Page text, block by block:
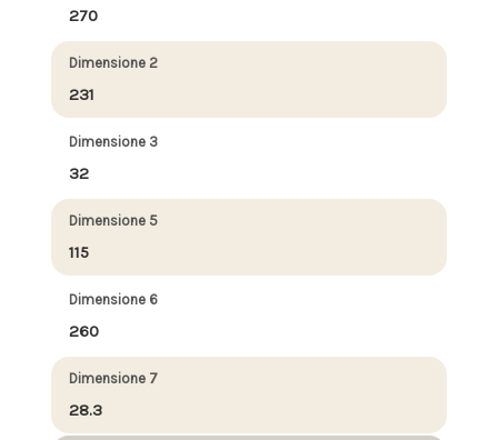
270
Dimensione 2
231
Dimensione 3
32
Dimensione 5
115
Dimensione 6
260
Dimensione 7
28.3